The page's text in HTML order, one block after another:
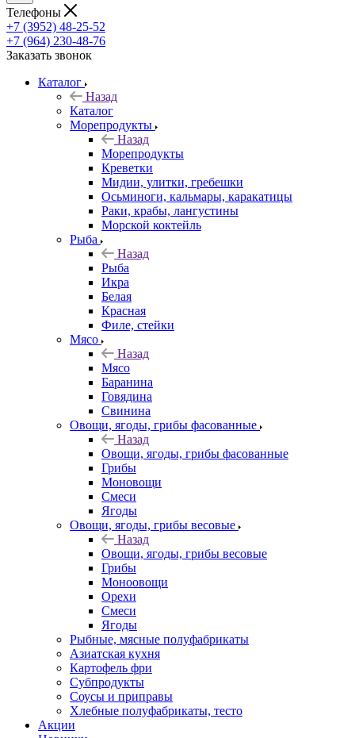
Телефоны
+7 (3952) 48-25-52
+7 (964) 230-48-76
Заказать звонок
Каталог
Назад
Каталог
Морепродукты
Назад
Морепродукты
Креветки
Мидии, улитки, гребешки
Осьминоги, кальмары, каракатицы
Раки, крабы, лангустины
Морской коктейль
Рыба
Назад
Рыба
Икра
Белая
Красная
Филе, стейки
Мясо
Назад
Мясо
Баранина
Говядина
Свинина
Овощи, ягоды, грибы фасованные
Назад
Овощи, ягоды, грибы фасованные
Грибы
Моновощи
Смеси
Ягоды
Овощи, ягоды, грибы весовые
Назад
Овощи, ягоды, грибы весовые
Грибы
Моноовощи
Орехи
Смеси
Ягоды
Рыбные, мясные полуфабрикаты
Азиатская кухня
Картофель фри
Субпродукты
Соусы и приправы
Хлебные полуфабрикаты, тесто
Акции